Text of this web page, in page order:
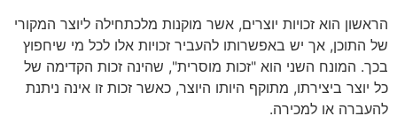
הראשון הוא זכויות יוצרים, אשר מוקנות מלכתחילה ליוצר המקורי
של התוכן, אך יש באפשרותו להעביר זכויות אלו לכל מי שיחפוץ
בכך. המונח השני הוא "זכות מוסרית", שהינה זכות הקדימה של
כל יוצר ביצירתו, מתוקף היותו היוצר, כאשר זכות זו אינה ניתנת
להעברה או למכירה.